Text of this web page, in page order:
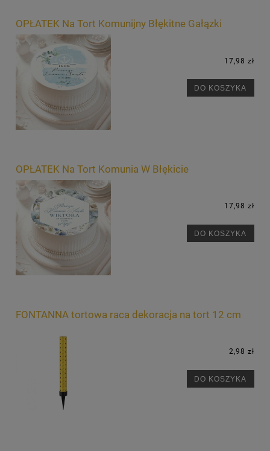
OPŁATEK Na Tort Komunijny Błękitne Gałązki
17,98 zł
DO KOSZYKA
OPŁATEK Na Tort Komunia W Błękicie
17,98 zł
DO KOSZYKA
FONTANNA tortowa raca dekoracja na tort 12 cm
2,98 zł
DO KOSZYKA